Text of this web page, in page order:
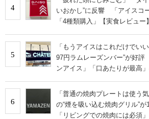
4
いおかし”に反響 「アイスコ
「4種類購入」【実食レビュー】
5
「もうアイスはこれだけでい
97円ラムレーズンバー”が好
ンアイス」「口あたりが最高
6
「普通の焼肉プレートは使
の“煙を吸い込む焼肉グリル”
「リビングでの焼肉には必須